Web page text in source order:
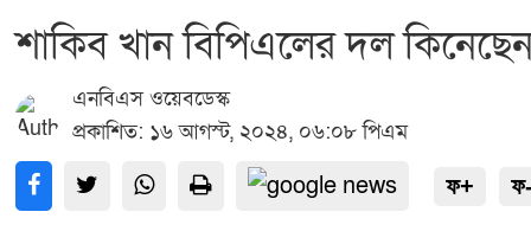
শাকিব খান বিপিএলের দল
এনবিএস ওয়েবডেস্ক
প্রকাশিত: ১৬ আগস্ট, ২০২৪, ০৬:০৮ পিএম
ফ+